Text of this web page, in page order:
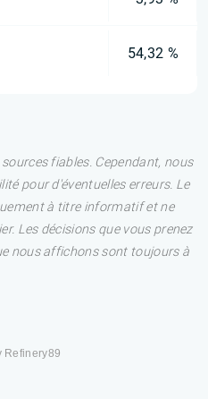
54,32 %
fiables. Cependant, nous
pour d'éventuelles erreurs. Le
à titre informatif et ne
Les décisions que vous prenez
nous affichons sont toujours à
Refinery89